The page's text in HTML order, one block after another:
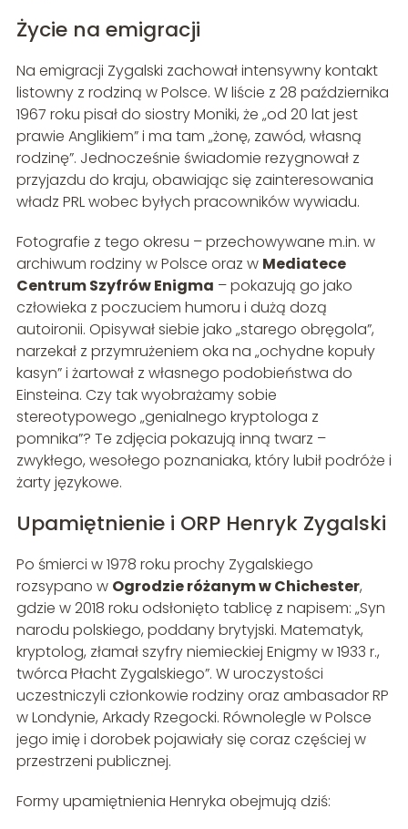
Życie na emigracji
Na emigracji Zygalski zachował intensywny kontakt
listowny z rodziną w Polsce. W liście z 28 października
1967 roku pisał do siostry Moniki, że „od 20 lat jest
prawie Anglikiem” i ma tam „żonę, zawód, własną
rodzinę”. Jednocześnie świadomie rezygnował z
przyjazdu do kraju, obawiając się zainteresowania
władz PRL wobec byłych pracowników wywiadu.
Fotografie z tego okresu – przechowywane m.in. w
archiwum rodziny w Polsce oraz w Mediatece
Centrum Szyfrów Enigma – pokazują go jako
człowieka z poczuciem humoru i dużą dozą
autoironii. Opisywał siebie jako „starego obręgola”,
narzekał z przymrużeniem oka na „ochydne kopuły
kasyn” i żartował z własnego podobieństwa do
Einsteina. Czy tak wyobrażamy sobie
stereotypowego „genialnego kryptologa z
pomnika”? Te zdjęcia pokazują inną twarz –
zwykłego, wesołego poznaniaka, który lubił podróże i
żarty językowe.
Upamiętnienie i ORP Henryk Zygalski
Po śmierci w 1978 roku prochy Zygalskiego
rozsypano w Ogrodzie różanym w Chichester,
gdzie w 2018 roku odsłonięto tablicę z napisem: „Syn
narodu polskiego, poddany brytyjski. Matematyk,
kryptolog, złamał szyfry niemieckiej Enigmy w 1933 r.,
twórca Płacht Zygalskiego”. W uroczystości
uczestniczyli członkowie rodziny oraz ambasador RP
w Londynie, Arkady Rzegocki. Równolegle w Polsce
jego imię i dorobek pojawiały się coraz częściej w
przestrzeni publicznej.
Formy upamiętnienia Henryka obejmują dziś: